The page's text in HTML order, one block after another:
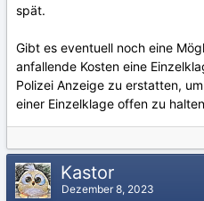
spät.
Gibt es eventuell noch eine
anfallende Kosten eine
Polizei Anzeige zu erstatten,
einer Einzelklage offen zu
Kastor
Dezember 8, 2023